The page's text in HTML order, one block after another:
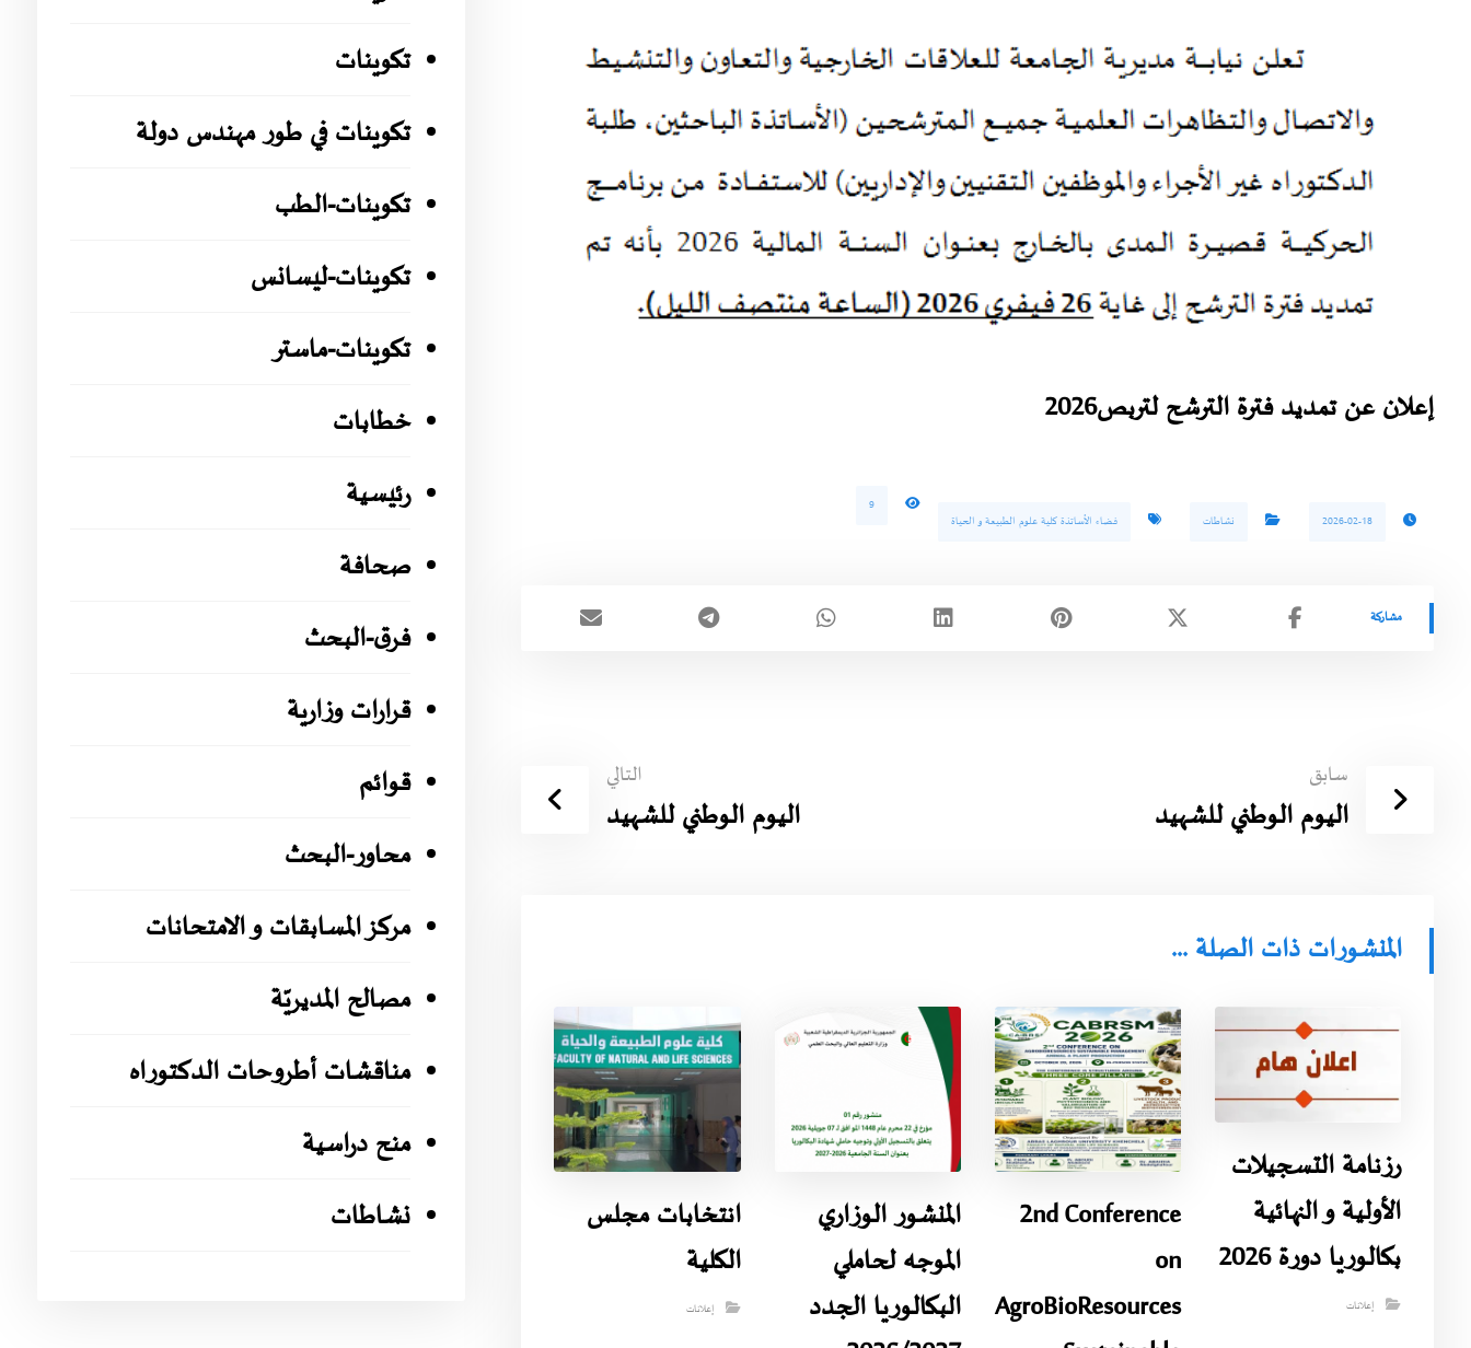
إعلان عن تمديد فترة الترشح لتربص2026
2026-02-18 نشاطات فضاء الأساتذة كلية علوم الطبيعة و الحياة
9
سابق
اليوم الوطني للشهيد
التالي
اليوم الوطني للشهيد
المنشورات ذات الصلة ...
رزنامة التسجيلات
الأولية و النهائية
بكالوريا دورة 2026
إعلانات
2nd Conference
on
AgroBioResources
المنشور الوزاري
الموجه لحاملي
البكالوريا الجدد
انتخابات مجلس
الكلية
إعلانات
تكوينات
تكوينات في طور مهندس دولة
تكوينات-الطب
تكوينات-ليسانس
تكوينات-ماستر
خطابات
رئيسية
صحافة
فرق-البحث
قرارات وزارية
قوائم
محاور-البحث
مركز المسابقات و الامتحانات
مصالح المديريّة
مناقشات أطروحات الدكتوراه
منح دراسية
نشاطات